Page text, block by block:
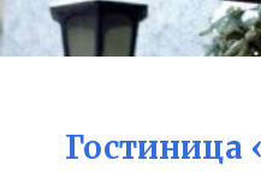
Гостиница